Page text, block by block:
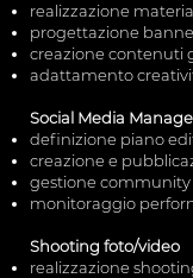
realizzazione
progettazione
creazione contenuti
adattamento
Social Media
definizione piano
creazione e
gestione community
monitoraggio
Shooting foto/video
realizzazione